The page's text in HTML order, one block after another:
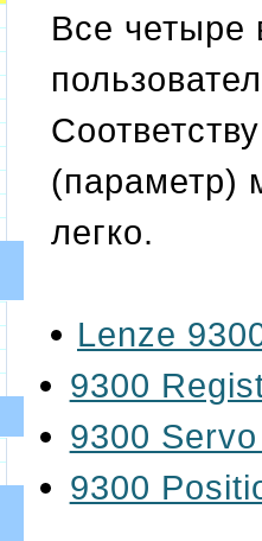
Все четыре
(параметр)
легко.
Lenze
9300
9300
9300